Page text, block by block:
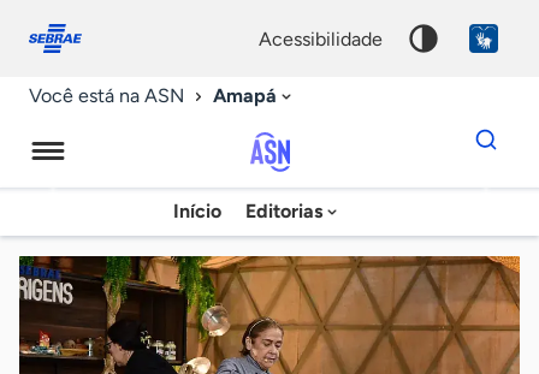
conosco
acessibilidade
Você está na ASN Amapá
Agência
Sebrae
de
Notícias
Início Editorias
Dados
para
chave